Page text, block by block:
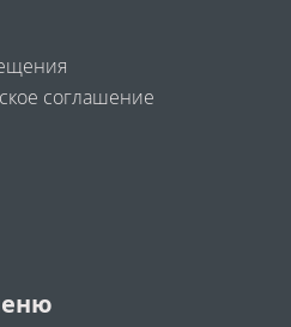
соглашение